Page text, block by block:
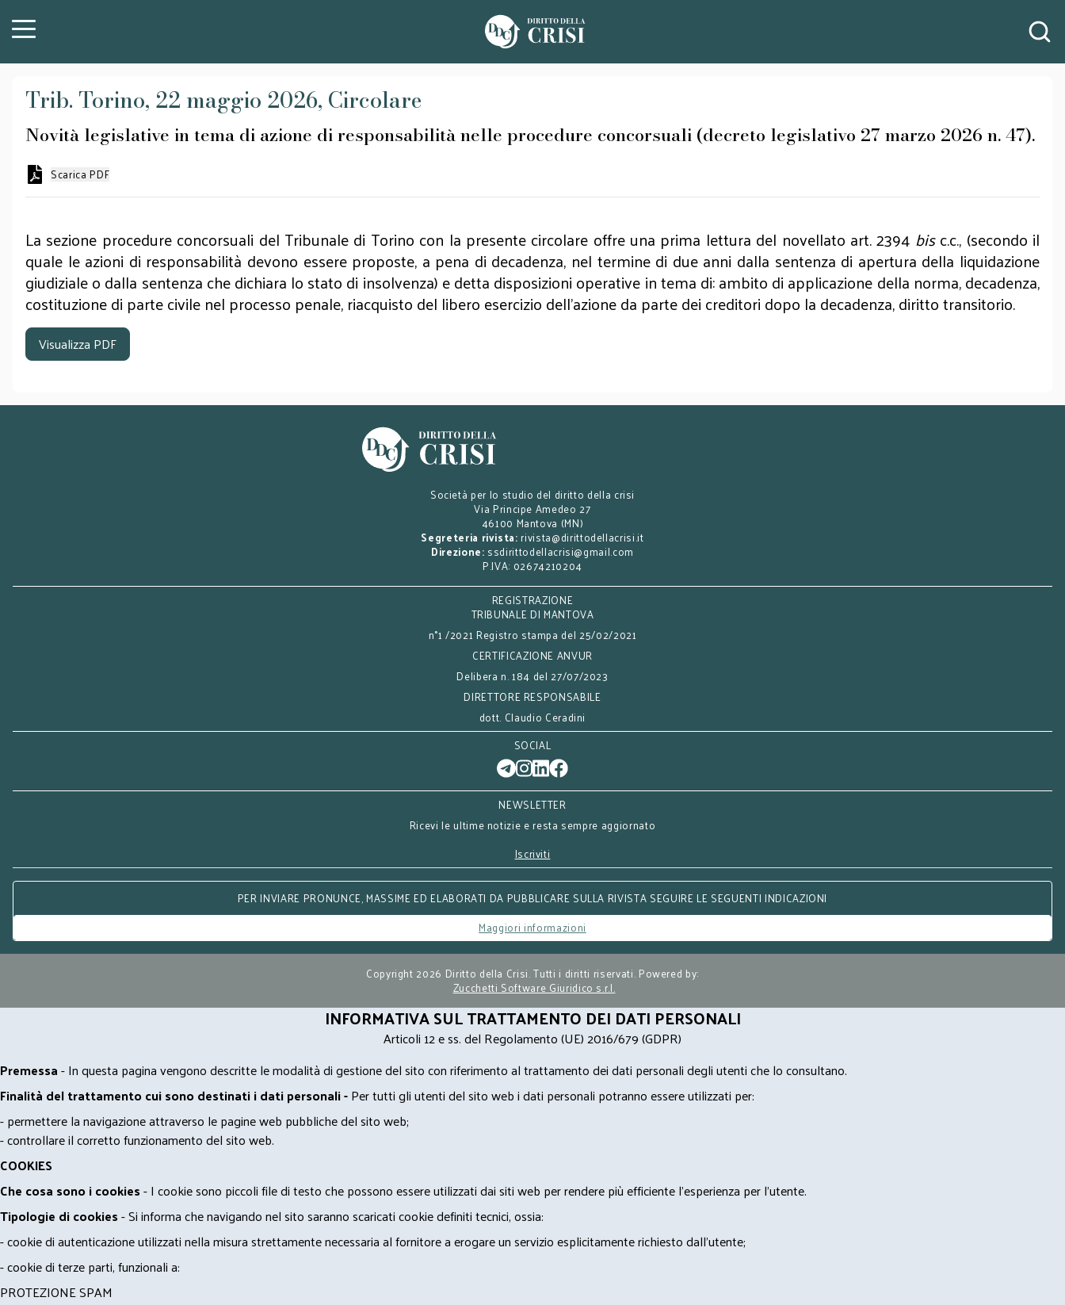
Trib. Torino, 22 maggio 2026, Circolare
Novità legislative in tema di azione di responsabilità nelle procedure concorsuali (decreto legislativo 27 marzo 2026 n. 47).
Scarica PDF
La sezione procedure concorsuali del Tribunale di Torino con la presente circolare offre una prima lettura del novellato art. 2394 bisc.c., (secondo il
quale le azioni di responsabilità devono essere proposte, a pena di decadenza, nel termine di due anni dalla sentenza di apertura della liquidazione
giudiziale o dalla sentenza che dichiara lo stato di insolvenza) e detta disposizioni operative in tema di: ambito di applicazione della norma, decadenza,
costituzione di parte civile nel processo penale, riacquisto del libero esercizio dell’azione da parte dei creditori dopo la decadenza, diritto transitorio.
Visualizza PDF
Società per lo studio del diritto della crisi
Via Principe Amedeo 27
46100 Mantova (MN)
Segreteria rivista: rivista@dirittodellacrisi.it
Direzione: ssdirittodellacrisi@gmail.com
P.IVA: 02674210204
REGISTRAZIONE
TRIBUNALE DI MANTOVA
n°1 /2021 Registro stampa del 25/02/2021
CERTIFICAZIONE ANVUR
Delibera n. 184 del 27/07/2023
DIRETTORE RESPONSABILE
dott. Claudio Ceradini
SOCIAL
NEWSLETTER
Ricevi le ultime notizie e resta sempre aggiornato
Iscriviti
PER INVIARE PRONUNCE, MASSIME ED ELABORATI DA PUBBLICARE SULLA RIVISTA SEGUIRE LE SEGUENTI INDICAZIONI
Maggiori informazioni
Copyright 2026 Diritto della Crisi. Tutti i diritti riservati. Powered by:
Zucchetti Software Giuridico s.r.l.
INFORMATIVA SUL TRATTAMENTO DEI DATI PERSONALI
Articoli 12 e ss. del Regolamento (UE) 2016/679 (GDPR)
Premessa- In questa pagina vengono descritte le modalità di gestione del sito con riferimento al trattamento dei dati personali degli utenti che lo consultano.
Finalità del trattamento cui sono destinati i dati personali -Per tutti gli utenti del sito web i dati personali potranno essere utilizzati per:
- permettere la navigazione attraverso le pagine web pubbliche del sito web;
- controllare il corretto funzionamento del sito web.
COOKIES
Che cosa sono i cookies- I cookie sono piccoli file di testo che possono essere utilizzati dai siti web per rendere più efficiente l'esperienza per l'utente.
Tipologie di cookies- Si informa che navigando nel sito saranno scaricati cookie definiti tecnici, ossia:
- cookie di autenticazione utilizzati nella misura strettamente necessaria al fornitore a erogare un servizio esplicitamente richiesto dall'utente;
- cookie di terze parti, funzionali a:
PROTEZIONE SPAM